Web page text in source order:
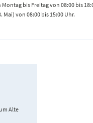
bis Freitag von 08:00 bis
von 08:00 bis 15:00 Uhr.
Alte